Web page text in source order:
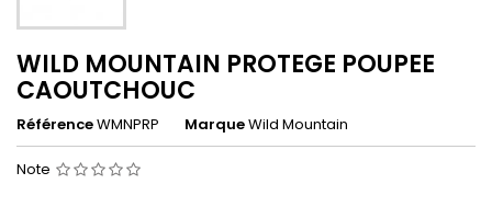
WILD MOUNTAIN PROTEGE POUPEE
CAOUTCHOUC
RéférenceWMNPRP MarqueWild Mountain
Note